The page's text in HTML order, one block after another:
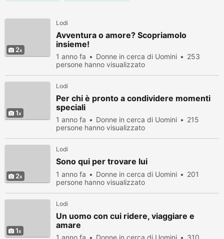
2
Lodi
Avventura o amore? Scopriamolo
insieme!
1 anno fa Donne in cerca di Uomini
253
persone hanno visualizzato
1
Lodi
Per chi è pronto a condividere momenti
speciali
1 anno fa Donne in cerca di Uomini
215
persone hanno visualizzato
2
Lodi
Sono qui per trovare lui
1 anno fa Donne in cerca di Uomini
201
persone hanno visualizzato
1
Lodi
Un uomo con cui ridere, viaggiare e
amare
1 anno fa Donne in cerca di Uomini
310